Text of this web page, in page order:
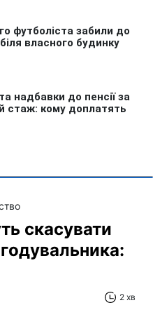
скасувати
2 хв